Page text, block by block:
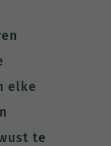
elke
te